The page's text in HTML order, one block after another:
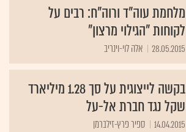
מלחמת עוה"ד ורוה"ח: רבים על
לקוחות "הגילוי מרצון"
28.05.2015 אלה לוי-וינריב
בקשה לייצוגית על סך 1.28 מיליארד
שקל נגד חברת אל-על
14.04.2015 ספיר פרץ-זילברמן